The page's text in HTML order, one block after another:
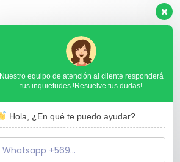
Nuestro equipo de atención al cliente responderá
tus inquietudes !Resuelve tus dudas!
Hola, ¿En qué te puedo ayudar?